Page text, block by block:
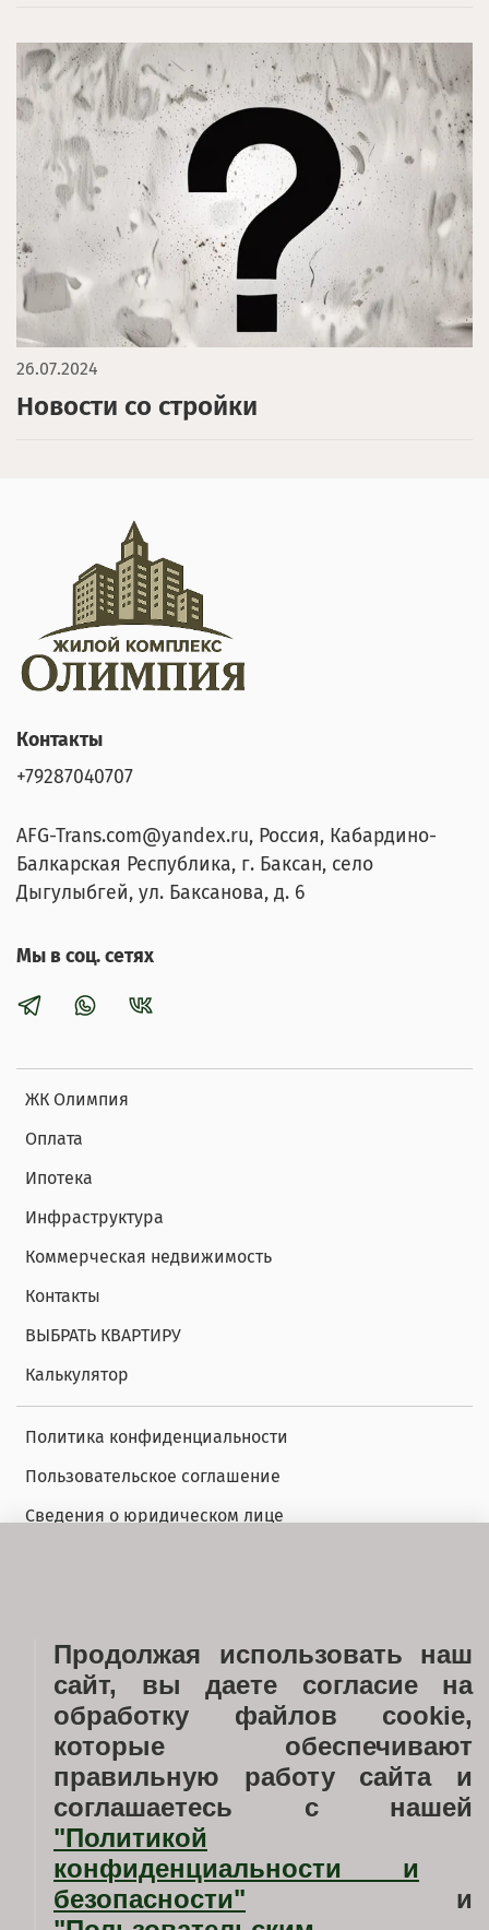
26.07.2024
Новости со стройки
ЖК Олимпия
Оплата
Ипотека
Инфраструктура
Коммерческая недвижимость
Контакты
ВЫБРАТЬ КВАРТИРУ
Калькулятор
Политика конфиденциальности
Пользовательское соглашение
Сведения о юридическом лице
Ход строительства
Услуги
Застройщик
Документы
Новости недвижимости
Вопросы
Контакты
+79287040707
AFG-Trans.com@yandex.ru, Россия, Кабардино-
Балкарская Республика, г. Баксан, село
Дыгулыбгей, ул. Баксанова, д. 6
Мы в соц. сетях
Любая информация, представленная на данном сайте,
Продолжая использовать наш
сайт, вы даете согласие на
обработку файлов cookie,
которые обеспечивают
правильную работу сайта и
соглашаетесь с нашей
"Политикой
конфиденциальности и
безопасности" и